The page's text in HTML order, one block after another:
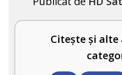
Citește și